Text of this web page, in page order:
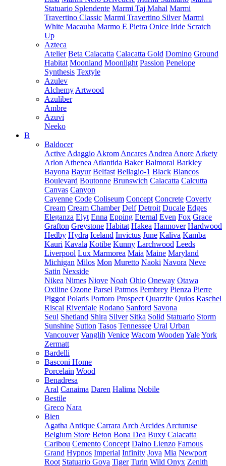
Statuario Splendente Marmi Taj Mahal Marmi
Travertino Classic Marmi Travertino Silver Marmi
White Macauba Marmo E Pietra Onice Iride Scratch
Up
Azteca
Atelier Beta Calacatta Calacatta Gold Domino Ground
Habitat Moonland Moonlight Passion Penelope
Synthesis Textyle
Azulev
Alchemy Artwood
Azuliber
Ambre
Azuvi
Neeko
B
Baldocer
Active Adaggio Akrom Ancares Andrea Anore Arkety
Arlon Athenea Atlantida Baker Balmoral Barkley
Bayona Bayur Belfast Bellagio-1 Black Blancos
Boulevard Boutonne Brunswich Calacatta Calcutta
Canvas Canyon
Cayenne Code Coliseum Concept Concrete Coverty
Cream Cream Chamber Delf Detroit Ducale Edges
Eleganza Elyt Enna Epping Eternal Even Fox Grace
Grafton Greystone Habitat Hakea Hannover Hardwood
Hedby Hydra Iceland Invictus June Kaliva Kamba
Kauri Kavala Kotibe Kunny Larchwood Leeds
Liverpool Lux Marmorea Maia Maine Maryland
Michigan Milos Mon Muretto Naoki Navora Neve
Satin Nexside
Nikea Nimes Niove Noah Ohio Oneway Otawa
Oxiline Ozone Parsel Patmos Pembrey Pienza Pierre
Piggot Polaris Portoro Prospect Quarzite Quios Raschel
Riscal Riverdale Rodano Sanford Savona
Seul Shetland Shira Silver Sitka Solid Statuario Storm
Sunshine Sutton Tasos Tennessee Ural Urban
Vancouver Vanglih Venice Wacom Wooden YaleYork
Zermatt
Bardelli
Basconi Home
Porcelain Wood
Benadresa
Aral Canaima Daren Halima Nobile
Bestile
Greco Nara
Bien
Agatha Antique Carrara Arch Arcides Arcturuse
Belgium Store Beton Bona Dea Buxy Calacatta
Caribou Cemento Concept Daino Lienzo Famous
Grand Hypnos Imperial Infinity Joya Mia Newport
Root Statuario Goya Tiger Turin Wild Onyx Zenith